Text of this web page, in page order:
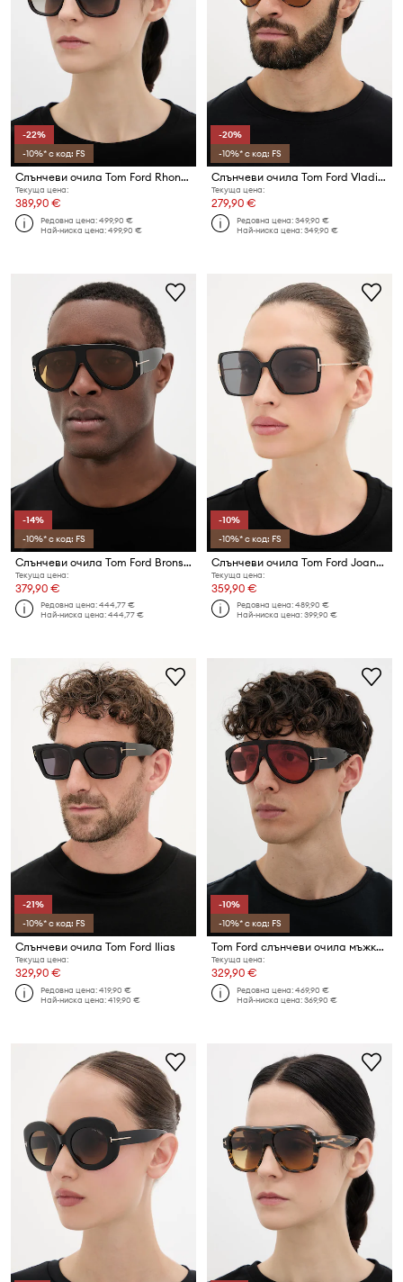
-22%
-10%* с код: FS
Слънчеви очила Tom Ford Rhonda
Текуща цена:
389,90 €
Редовна цена:499,90 €
Най-ниска цена:499,90 €
-20%
-10%* с код: FS
Слънчеви очила Tom Ford Vladimir
Текуща цена:
279,90 €
Редовна цена:349,90 €
Най-ниска цена:349,90 €
-14%
-10%* с код: FS
Слънчеви очила Tom Ford Bronson
Текуща цена:
379,90 €
Редовна цена:444,77 €
Най-ниска цена:444,77 €
-10%
-10%* с код: FS
Слънчеви очила Tom Ford Joanna
Текуща цена:
359,90 €
Редовна цена:489,90 €
Най-ниска цена:399,90 €
-21%
-10%* с код: FS
Слънчеви очила Tom Ford Ilias
Текуща цена:
329,90 €
Редовна цена:419,90 €
Най-ниска цена:419,90 €
-10%
-10%* с код: FS
Tom Ford слънчеви очила мъжки Bronson
Текуща цена:
329,90 €
Редовна цена:469,90 €
Най-ниска цена:369,90 €